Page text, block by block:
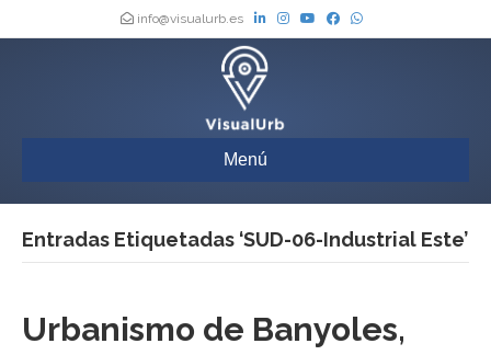
info@visualurb.es
Menú
Entradas Etiquetadas ‘SUD-06-Industrial Este’
Urbanismo de Banyoles,